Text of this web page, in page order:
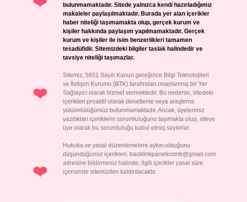
bulunmamaktadır. Sitede yalnızca kendi hazırladığımız
makaleler paylaşılmaktadır. Burada yer alan içerikler
haber niteliği taşımamakta olup, gerçek kurum ve
kişiler hakkında paylaşım yapılmamaktadır. Gerçek
kurum ve kişiler ile isim benzerlikleri tamamen
tesadüfidir. Sitemizdeki bilgiler taslak halindedir ve
tavsiye niteliği taşımazlar.
Sitemiz, 5651 Sayılı Kanun gereğince Bilgi Teknolojileri
ve İletişim Kurumu (BTK) tarafından onaylanmış bir Yer
Sağlayıcı olarak hizmet vermektedir. Bu nedenle, sitedeki
içerikleri proaktif olarak denetleme veya araştırma
yükümlülüğümüz bulunmamaktadır. Ancak, üyelerimiz
yazdıkları içeriklerin sorumluluğunu taşımakta olup, siteye
üye olarak bu sorumluluğu kabul etmiş sayılırlar.
Hukuka ve yasal düzenlemelere aykırı olduğunu
düşündüğünüz içerikleri, backlinkpanelicomtr@gmail.com
adresine bildirmeniz halinde, ilgili içerikler yasal süre
içerisinde sitemizden kaldırılacaktır.